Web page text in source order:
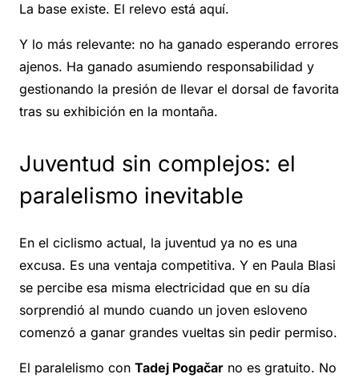
La base existe. El relevo está aquí.
Y lo más relevante: no ha ganado esperando errores
ajenos. Ha ganado asumiendo responsabilidad y
gestionando la presión de llevar el dorsal de favorita
tras su exhibición en la montaña.
Juventud sin complejos: el
paralelismo inevitable
En el ciclismo actual, la juventud ya no es una
excusa. Es una ventaja competitiva. Y en Paula Blasi
se percibe esa misma electricidad que en su día
sorprendió al mundo cuando un joven esloveno
comenzó a ganar grandes vueltas sin pedir permiso.
El paralelismo con Tadej Pogačar no es gratuito. No